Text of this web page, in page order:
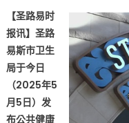
【圣路易时
报讯】圣路
易斯市卫生
局于今日
（2025年5
月5日）发
布公共健康